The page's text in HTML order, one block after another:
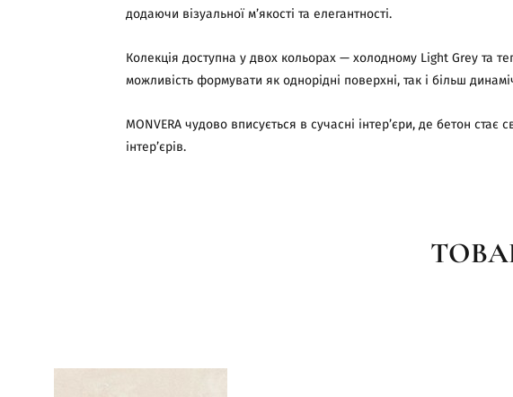
додаючи візуальної м’якості та елегантності.
Колекція доступна у двох кольорах — холодному Light Grey та
можливість формувати як однорідні поверхні, так і більш
MONVERA чудово вписується в сучасні інтер’єри, де бетон
інтер’єрів.